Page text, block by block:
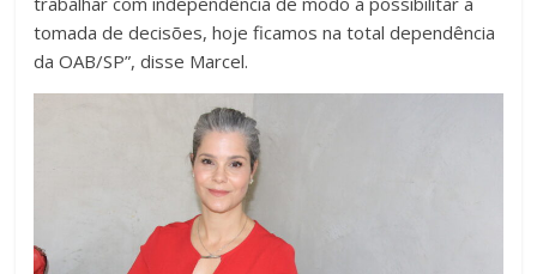
tomada de decisões, hoje ficamos na total dependência
da OAB/SP”, disse Marcel.